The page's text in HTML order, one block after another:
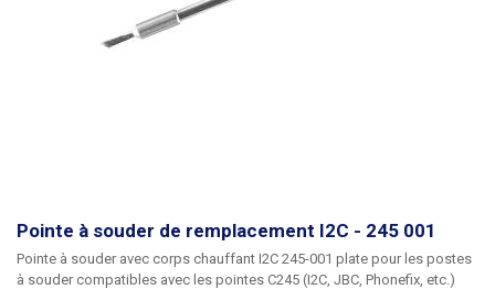
Pointe à souder de remplacement I2C - 245 001
Pointe à souder avec corps chauffant I2C 245-001 plate pour les postes
à souder compatibles avec les pointes C245 (I2C, JBC, Phonefix, etc.)